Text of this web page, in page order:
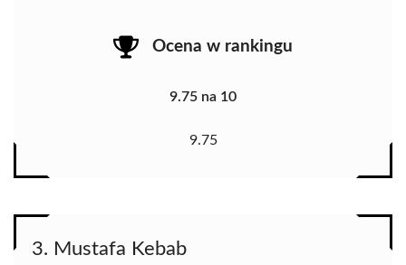
Ocena w rankingu
9.75 na 10
9.75
3. Mustafa Kebab